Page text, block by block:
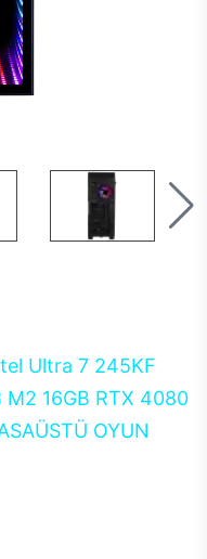
Ultra 7 245KF
M2 16GB RTX 4080
OYUN